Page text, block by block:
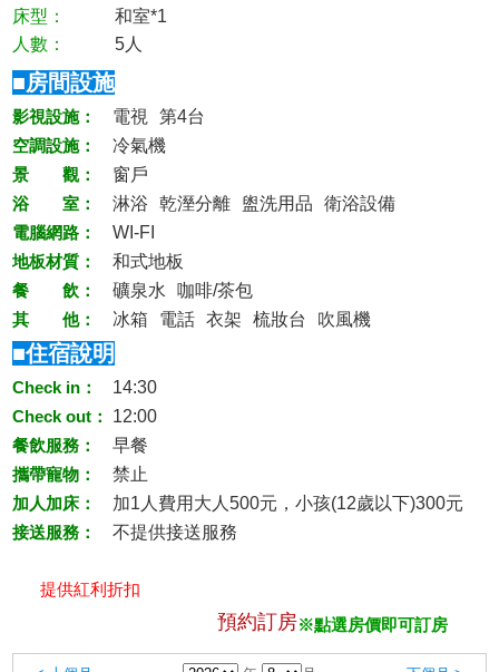
床型：
和室*1
人數：
5人
■房間設施
影視設施： 電視
第4台
空調設施：
冷氣機
景 觀：
窗戶
浴 室：
淋浴 乾溼分離 盥洗用品
衛浴設備
電腦網路：
WI-FI
地板材質：
和式地板
餐 飲：
礦泉水
咖啡/茶包
其 他：
冰箱 電話 衣架 梳妝台 吹風機
■住宿說明
Check in：
14:30
Check out：
12:00
餐飲服務：
早餐
攜帶寵物：
禁止
加人加床：
加1人費用大人500元，小孩(12歲以下)300元
接送服務：
不提供接送服務
提供紅利折扣
預約訂房※點選房價即可訂房